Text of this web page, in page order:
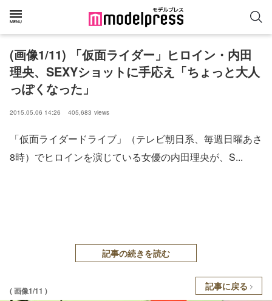
(画像1/11) 「仮面ライダー」ヒロイン・内田
理央、SEXYショットに手応え「ちょっと大人
っぽくなった」
2015.05.06 14:26 405,683 views
「仮面ライダードライブ」（テレビ朝日系、毎週日曜あさ
8時）でヒロインを演じている女優の内田理央が、S...
記事の続きを読む
( 画像1/11 ) 記事に戻る